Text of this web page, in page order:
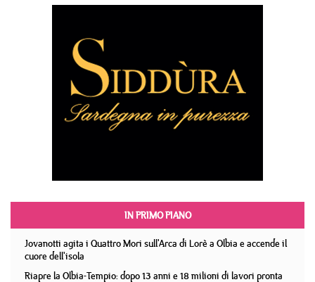
IN PRIMO PIANO
Jovanotti agita i Quattro Mori sull'Arca di Lorè a Olbia e accende il
cuore dell'isola
Riapre la Olbia-Tempio: dopo 13 anni e 18 milioni di lavori pronta